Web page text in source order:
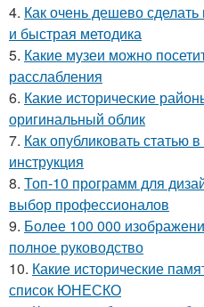
4. Как очень дешево
и быстрая методика
5. Какие музеи можно
расслабления
6. Какие исторические
оригинальный облик
7. Как опубликовать статью
инструкция
8. Топ-10 программ для
выбор профессионалов
9. Более 100 000
полное руководство
10. Какие исторические
список ЮНЕСКО